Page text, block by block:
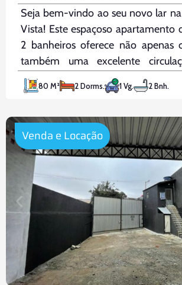
Seja bem-vindo ao seu novo lar
Vista! Este espaçoso apartamento
2 banheiros oferece não apenas
também uma excelente
abundante iluminação natural,
um ambiente acolhedor e arejado.
80 M² 2 Dorms. 1 Vg. 2 Bnh.
Venda e Locação